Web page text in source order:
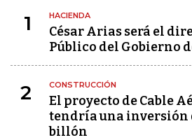
1 HACIENDA
César Arias será el
Público del Gobierno
2 CONSTRUCCIÓN
El proyecto de Cable
tendría una inversión
billón